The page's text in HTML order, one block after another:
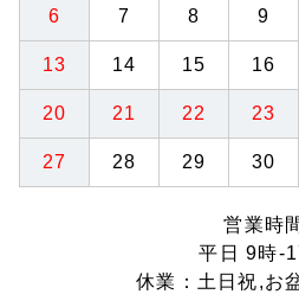
6 7 8 9
13 14 15 16
20 21 22 23
27 28 29 30
営業時
平日 9時-
休業：土日祝,お